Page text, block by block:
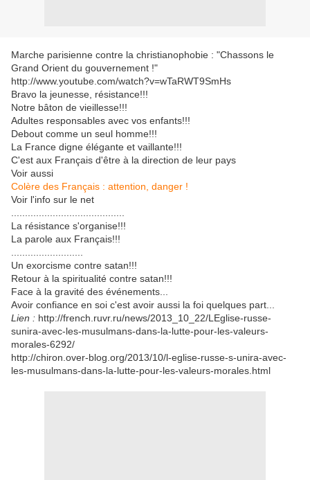
Marche parisienne contre la christianophobie : "Chassons le
Grand Orient du gouvernement !"
http://www.youtube.com/watch?v=wTaRWT9SmHs
Bravo la jeunesse, résistance!!!
Notre bâton de vieillesse!!!
Adultes responsables avec vos enfants!!!
Debout comme un seul homme!!!
La France digne élégante et vaillante!!!
C'est aux Français d'être à la direction de leur pays
Voir aussi
Colère des Français : attention, danger !
Voir l'info sur le net
La résistance s'organise!!!
La parole aux Français!!!
Un exorcisme contre satan!!!
Retour à la spiritualité contre satan!!!
Face à la gravité des événements...
Avoir confiance en soi c'est avoir aussi la foi quelques part...
Lien : http://french.ruvr.ru/news/2013_10_22/LEglise-russe-
sunira-avec-les-musulmans-dans-la-lutte-pour-les-valeurs-
morales-6292/
http://chiron.over-blog.org/2013/10/l-eglise-russe-s-unira-avec-
les-musulmans-dans-la-lutte-pour-les-valeurs-morales.html